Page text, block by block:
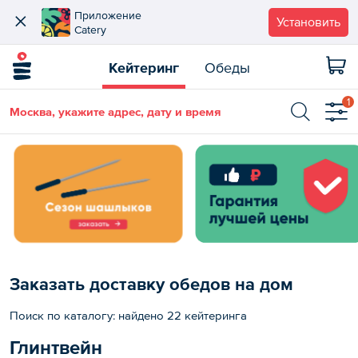
Приложение
Catery
Установить
Кейтеринг Обеды
Москва, укажите адрес, дату и время
1
Заказать доставку обедов на дом
Поиск по каталогу: найдено 22 кейтеринга
Глинтвейн